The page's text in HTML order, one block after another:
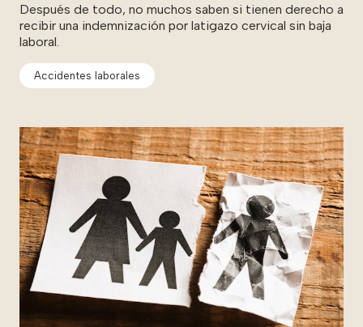
Después de todo, no muchos saben si tienen derecho a
recibir una indemnización por latigazo cervical sin baja
laboral.
Accidentes laborales